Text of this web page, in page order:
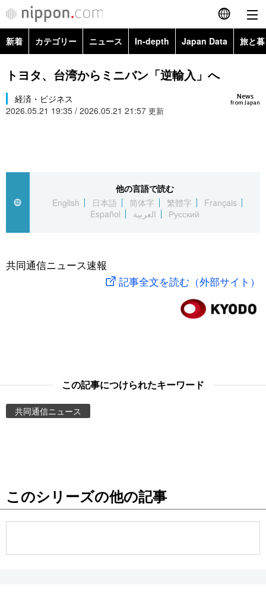
English
简体字
カテゴリー
スポーツ・東京2020
Topics
Images
お知らせ
公式SNS
新着 カテゴリー ニュース In-depth Japan Data 旅と
政治・外交
経済・ビジネス Images
トヨタ、台湾からミニバン「逆輸入」へ
News
from Japan
経済・ビジネス
2026.05.21 19:35 / 2026.05.21 21:57 更新
他の言語で読む
English
日本語 简体字 繁體字
Français
Español
العربية Русский
共同通信ニュース速報
記事全文を読む（外部サイト）
この記事につけられたキーワード
共同通信ニュース
このシリーズの他の記事